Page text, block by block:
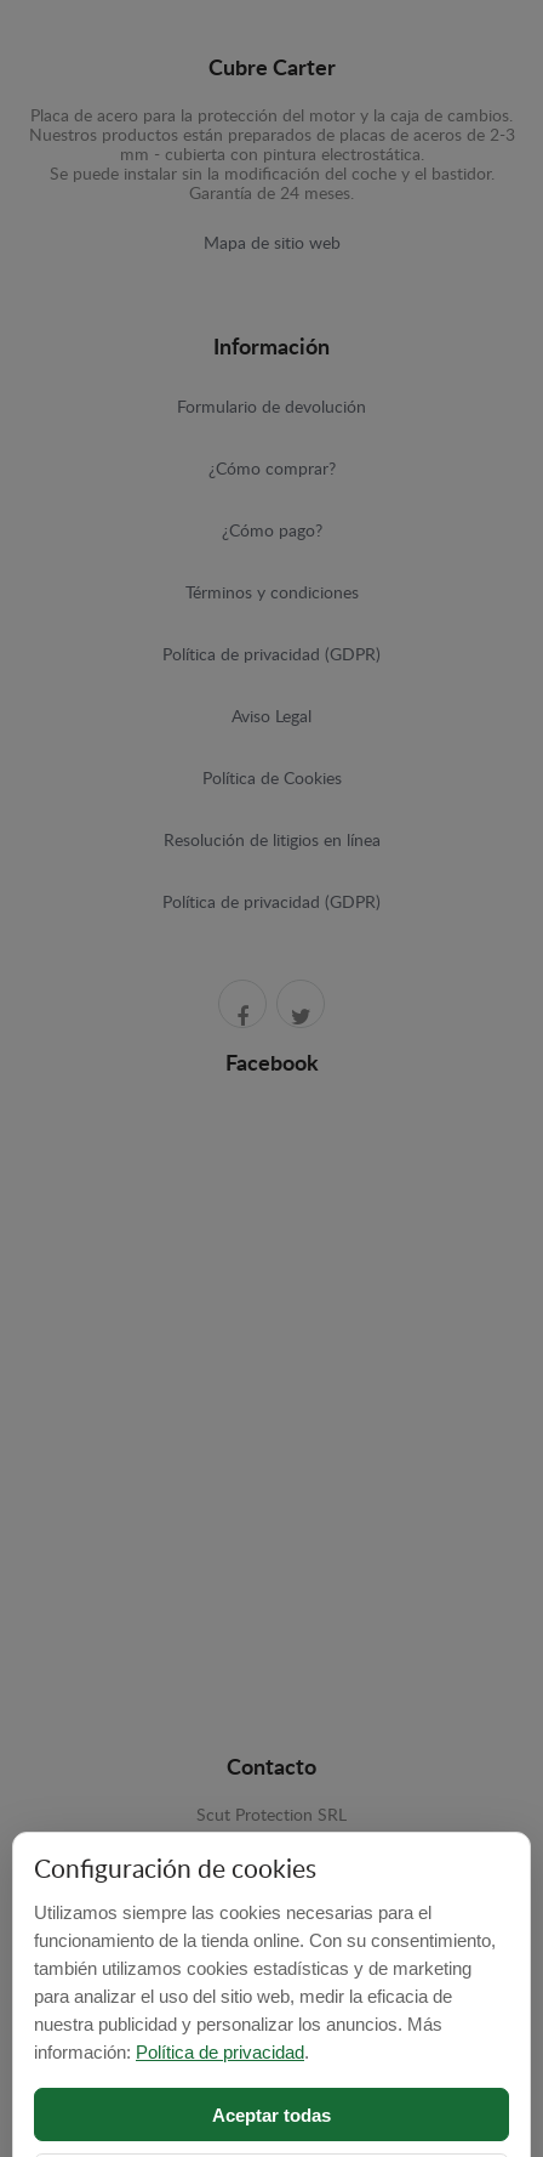
Cubre Carter
Placa de acero para la protección del motor y la caja de cambios.
Nuestros productos están preparados de placas de aceros de 2-3
mm - cubierta con pintura electrostática.
Se puede instalar sin la modificación del coche y el bastidor.
Garantía de 24 meses.
Mapa de sitio web
Información
Formulario de devolución
¿Cómo comprar?
¿Cómo pago?
Términos y condiciones
Política de privacidad (GDPR)
Aviso Legal
Política de Cookies
Resolución de litigios en línea
Política de privacidad (GDPR)
Facebook
Contacto
Scut Protection SRL
Harghita, Romania
E-mail: info@cubrecarter.com
Configuración de cookies
Utilizamos siempre las cookies necesarias para el
funcionamiento de la tienda online. Con su consentimiento,
también utilizamos cookies estadísticas y de marketing
para analizar el uso del sitio web, medir la eficacia de
nuestra publicidad y personalizar los anuncios. Más
información: Política de privacidad.
Aceptar todas